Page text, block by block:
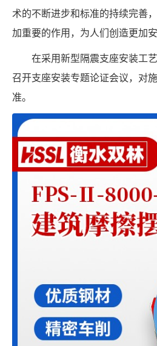
术的不断进步和标准的持续完善
加重要的作用，为人们创造更加
在采用新型隔震支座安装工
召开支座安装专题论证会议，对
准。